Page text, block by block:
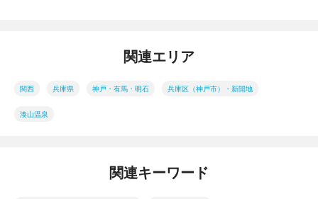
関連エリア
関西 兵庫県 神戸・有馬・明石 兵庫区（神戸市）・新開地
湊山温泉
関連キーワード